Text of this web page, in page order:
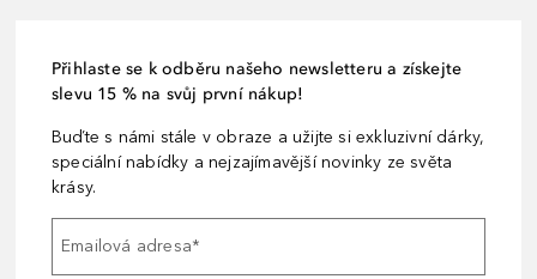
Přihlaste se k odběru našeho newsletteru a získejte
slevu 15 % na svůj první nákup!
Buďte s námi stále v obraze a užijte si exkluzivní dárky,
speciální nabídky a nejzajímavější novinky ze světa
krásy.
Emailová adresa*